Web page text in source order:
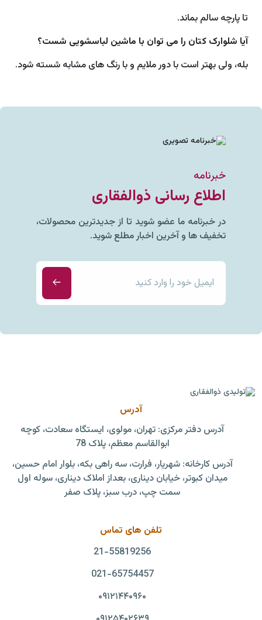
تا پارچه سالم بماند.
آیا شلوارک کتان را می توان با ماشین لباسشویی شست؟
بله، ولی بهتر است با دور ملایم و با رنگ های مشابه شسته شود.
خبرنامه
اطلاع رسانی ذوالفقاری
در خبرنامه ما عضو شوید تا از جدیدترین محصولات،
تخفیف ها و آخرین اخبار مطلع شوید.
آدرس
آدرس دفتر مرکزی: تهران، مولوی، ایستگاه سعادت، کوچه
ابوالقاسم معظم، پلاک 78
آدرس کارخانه: شهریار، فرارت، سه راهی بکه، بلوار امام حسین،
میدان کبوتر، خیابان دیناری، بعداز املاک دیناری، سوله اول
سمت چپ، درب سبز، پلاک صفر
تلفن های تماس
21-55819256‏
021-65754457
۰۹۱۲۱۴۴۰۹۶۰